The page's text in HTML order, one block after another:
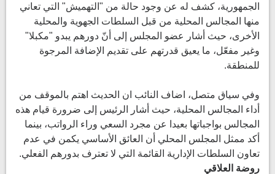
الجمهورية، كشف له عن وجود حالة من "التهميش" التي تعاني
منها المجالس المحلية من قبل السلطات الجهوية والمحلية
الأخرى، حيث أشار عضو المجلس إلى أنّ دورهم يبدو "مكبلا"
وغير مفعّل، ما يعيق قدرتهم على تقديم الإضافة المرجوة
للمنطقة.
وفي سياق متصل، اضاف النائب ان الحديث اهتم بالموقف من
أداء المجالس المحلية، حيث أشار الرئيس إلى ضرورة قيام هذه
المجالس بواجباتها بعيدا عن مجرد السعي وراء الرواتب، بينما
أكد ممثل المجلس المحلي أن العائق الأساسي يكمن في عدم
تعاون السلطات الإدارية القائمة التي لا تعترف بدورهم الفعلي.
روضة العلاقي